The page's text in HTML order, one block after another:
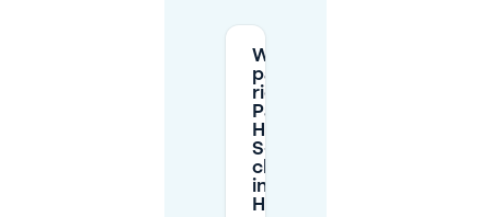
Waar is de
park-and-
ride (P+R) bij
Pankow-
Heinersdorf
S-Bahn voor
chauffeurs
in
Heinersdorf?